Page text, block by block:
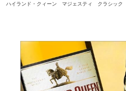
ハイランド・クィーン マジェスティ クラシック